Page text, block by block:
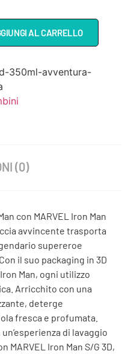
AL CARRELLO
350ml-avventura-
(0)
con MARVEL Iron Man
avvincente trasporta
supereroe
il suo packaging in 3D
Man, ogni utilizzo
Arricchito con una
deterge
fresca e profumata.
di lavaggio
Iron Man S/G 3D,